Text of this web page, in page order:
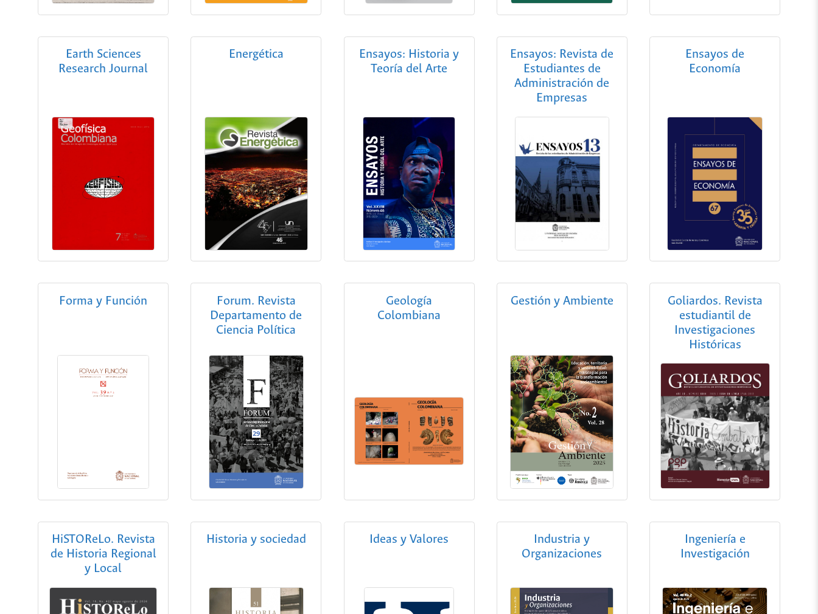
Earth Sciences
Research Journal
Energética
Ensayos: Historia y
Teoría del Arte
Ensayos: Revista de
Estudiantes de
Administración de
Empresas
Ensayos de
Economía
Forma y Función
Forum. Revista
Departamento de
Ciencia Política
Geología
Colombiana
Gestión y Ambiente
Goliardos. Revista
estudiantil de
Investigaciones
Históricas
HiSTOReLo. Revista
de Historia Regional
y Local
Historia y sociedad Ideas y Valores
Industria y
Organizaciones
Ingeniería e
Investigación